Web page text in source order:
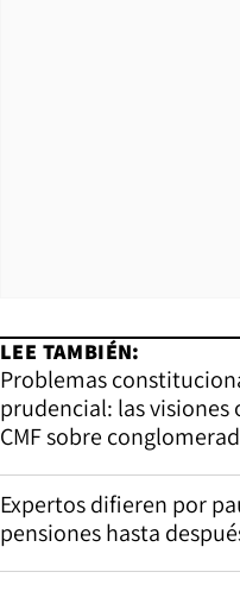
LEE TAMBIÉN:
Problemas
prudencial: las
CMF sobre
Expertos difieren por
pensiones hasta